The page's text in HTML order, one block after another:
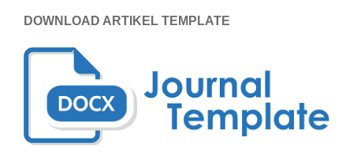
DOWNLOAD ARTIKEL TEMPLATE